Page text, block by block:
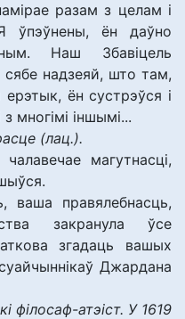
разам з целам і
ўпэўнены, ён даўно
Наш Збавіцель
надзеяй, што там,
ён сустрэўся і
многімі іншымі...
(лац.).
магутнасці,
ваша правялебнасць,
закранула ўсе
згадаць вашых
Джардана
філосаф-атэіст. У 1619